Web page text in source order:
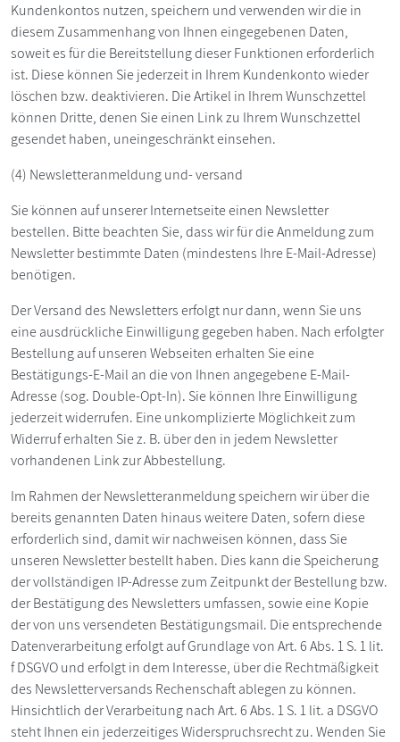
Kundenkontos nutzen, speichern und verwenden wir die in
diesem Zusammenhang von Ihnen eingegebenen Daten,
soweit es für die Bereitstellung dieser Funktionen erforderlich
ist. Diese können Sie jederzeit in Ihrem Kundenkonto wieder
löschen bzw. deaktivieren. Die Artikel in Ihrem Wunschzettel
können Dritte, denen Sie einen Link zu Ihrem Wunschzettel
gesendet haben, uneingeschränkt einsehen.
(4) Newsletteranmeldung und- versand
Sie können auf unserer Internetseite einen Newsletter
bestellen. Bitte beachten Sie, dass wir für die Anmeldung zum
Newsletter bestimmte Daten (mindestens Ihre E-Mail-Adresse)
benötigen.
Der Versand des Newsletters erfolgt nur dann, wenn Sie uns
eine ausdrückliche Einwilligung gegeben haben. Nach erfolgter
Bestellung auf unseren Webseiten erhalten Sie eine
Bestätigungs-E-Mail an die von Ihnen angegebene E-Mail-
Adresse (sog. Double-Opt-In). Sie können Ihre Einwilligung
jederzeit widerrufen. Eine unkomplizierte Möglichkeit zum
Widerruf erhalten Sie z. B. über den in jedem Newsletter
vorhandenen Link zur Abbestellung.
Im Rahmen der Newsletteranmeldung speichern wir über die
bereits genannten Daten hinaus weitere Daten, sofern diese
erforderlich sind, damit wir nachweisen können, dass Sie
unseren Newsletter bestellt haben. Dies kann die Speicherung
der vollständigen IP-Adresse zum Zeitpunkt der Bestellung bzw.
der Bestätigung des Newsletters umfassen, sowie eine Kopie
der von uns versendeten Bestätigungsmail. Die entsprechende
Datenverarbeitung erfolgt auf Grundlage von Art. 6 Abs. 1 S. 1 lit.
f DSGVO und erfolgt in dem Interesse, über die Rechtmäßigkeit
des Newsletterversands Rechenschaft ablegen zu können.
Hinsichtlich der Verarbeitung nach Art. 6 Abs. 1 S. 1 lit. a DSGVO
steht Ihnen ein jederzeitiges Widerspruchsrecht zu. Wenden Sie